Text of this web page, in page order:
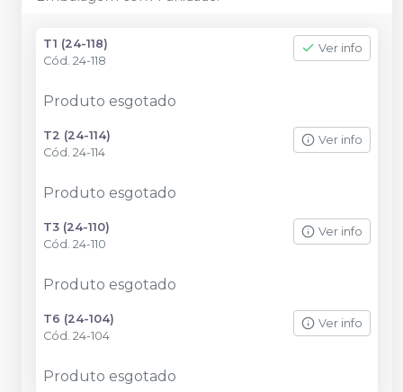
T1 (24-118)
Cód. 24-118
Ver info
Produto esgotado
T2 (24-114)
Cód. 24-114
Ver info
Produto esgotado
T3 (24-110)
Cód. 24-110
Ver info
Produto esgotado
T6 (24-104)
Cód. 24-104
Ver info
Produto esgotado